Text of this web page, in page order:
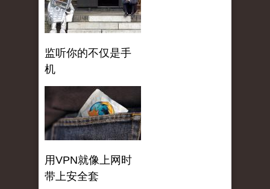
监听你的不仅是手
机
用VPN就像上网时
带上安全套